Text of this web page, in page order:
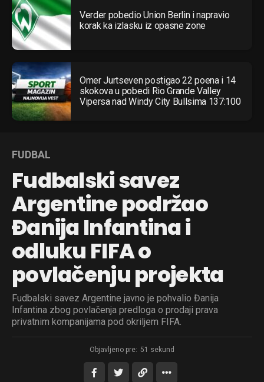
Verder pobedio Union Berlin i napravio
korak ka izlasku iz opasne zone
Omer Jurtseven postigao 22 poena i 14
skokova u pobedi Rio Grande Valley
Vipersa nad Windy City Bullsima 137:100
FUDBAL
Fudbalski savez
Argentine podržao
Đanija Infantina i
odluku FIFA o
povlačenju projekta
Fudbalski savez Argentine javno je pohvalio Đanija
Infantina zbog povlačenja predloga o prodaji prava
privatnim kompanijama pod okriljem FIFA.
Objavljeno pre: 51 sekund